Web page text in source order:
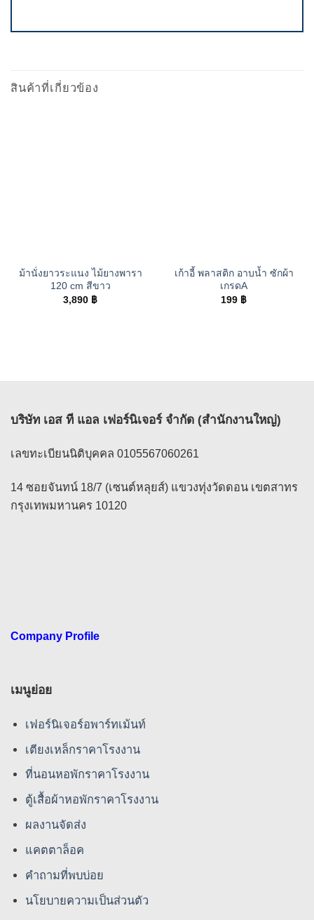
สินค้าที่เกี่ยวข้อง
ม้านั่งยาวระแนง ไม้ยางพารา
120 cm สีขาว
3,890 ฿
เก้าอี้ พลาสติก อาบน้ำ ซักผ้า
เกรดA
199 ฿
บริษัท เอส ที แอล เฟอร์นิเจอร์ จำกัด (สำนักงานใหญ่)
เลขทะเบียนนิติบุคคล 0105567060261
14 ซอยจันทน์ 18/7 (เซนต์หลุยส์) แขวงทุ่งวัดดอน เขตสาทร
กรุงเทพมหานคร 10120
Company Profile
เมนูย่อย
เฟอร์นิเจอร์อพาร์ทเม้นท์
เตียงเหล็กราคาโรงงาน
ที่นอนหอพักราคาโรงงาน
ตู้เสื้อผ้าหอพักราคาโรงงาน
ผลงานจัดส่ง
แคตตาล็อค
คําถามที่พบบ่อย
นโยบายความเป็นส่วนตัว